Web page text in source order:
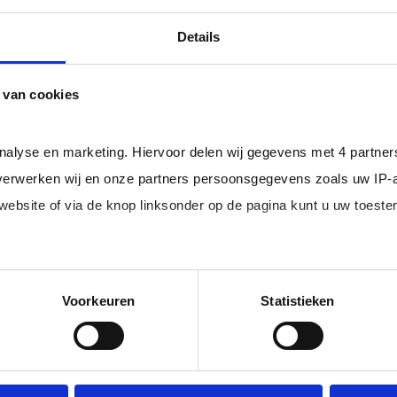
Details
cookies
en marketing. Hiervoor delen wij gegevens met 4
wij en onze partners persoonsgegevens zoals uw
of via de knop linksonder op de pagina kunt u uw
Voorkeuren Statistieken
dan het landelijke gemiddelde van ruim 20%
, zodat
in loondienst uit uw regio.
freelance
juiste kandidaten
No match? No pay!
als een
Ik
of
Je
krijgt